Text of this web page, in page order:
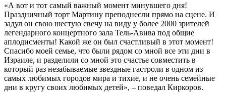
«А вот и тот самый важный момент минувшего дня!
Праздничный торт Мартину преподнесли прямо на сцене. И
задул он свою шестую свечу на виду у более 2000 зрителей
легендарного концертного зала Тель-Авива под общие
аплодисменты! Какой же он был счастливый в этот момент!
Спасибо моей семье, что были рядом со мной все эти дни в
Израиле, и разделили со мной это счастье совместить в
который раз незабываемые звездные гастроли в одном из
самых любимых городов мира и тихие, и не очень семейные
дни в кругу своих любимых детей», – поведал Киркоров.